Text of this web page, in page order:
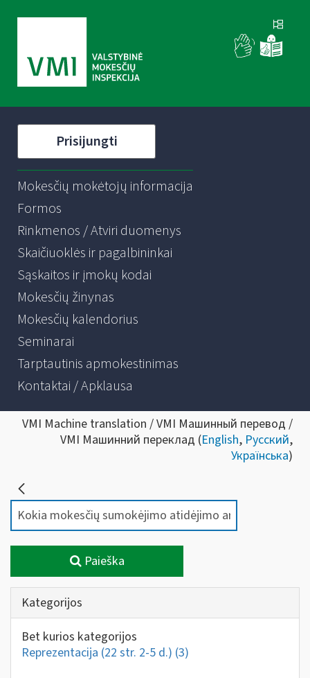
Prisijungti
Mokesčių mokėtojų informacija
Formos
Rinkmenos / Atviri duomenys
Skaičiuoklės ir pagalbininkai
Sąskaitos ir įmokų kodai
Mokesčių žinynas
Mokesčių kalendorius
Seminarai
Tarptautinis apmokestinimas
Kontaktai / Apklausa
VMI Machine translation / VMI Машинный перевод /
VMI Машинний переклад (English, Русский,
Українська)
Paieška
Kategorijos
Bet kurios kategorijos
Reprezentacija (22 str. 2-5 d.) (3)